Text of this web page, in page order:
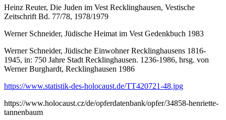
Heinz Reuter, Die Juden im Vest Recklinghausen, Vestische
Zeitschrift Bd. 77/78, 1978/1979
Werner Schneider, Jüdische Heimat im Vest Gedenkbuch 1983
Werner Schneider, Jüdische Einwohner Recklinghausens 1816-
1945, in: 750 Jahre Stadt Recklinghausen. 1236-1986, hrsg. von
Werner Burghardt, Recklinghausen 1986
https://www.statistik-des-holocaust.de/TT420721-48.jpg
https://www.holocaust.cz/de/opferdatenbank/opfer/34858-henriette-
tannenbaum